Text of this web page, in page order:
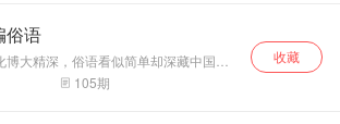
应自然，修德积
福，薪火相传，永
远平安美好。好，
那就吉劭居吧！ 吉
天地浩然之正气，
在小小童心中萌
个体系： 一个是仅流传前八十
脂砚斋评语的抄本系统，俗称脂评本；
经过程伟元、高鹗整理补缀，删去所有
语并续写完成一百二十回的程高本。 而
评本，因为 脂评本更接近原著面
俗语
博大精深，俗语看似简单却深藏中国人
慧和处世哲学。听大玮谝俗语，偶尔在
一段，引得点赞无数……
105期
收藏